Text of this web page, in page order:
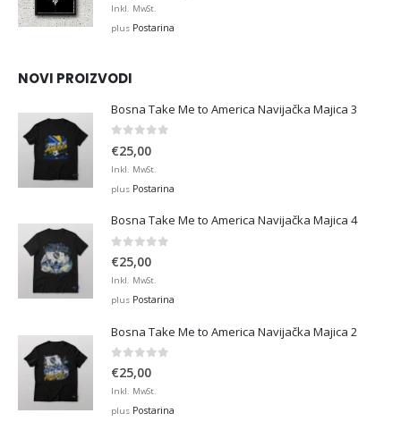
Inkl. MwSt.
plus Postarina
NOVI PROIZVODI
Bosna Take Me to America Navijačka Majica 3
€25,00
Inkl. MwSt.
plus Postarina
Bosna Take Me to America Navijačka Majica 4
0 out of 5
€25,00
Inkl. MwSt.
plus Postarina
Bosna Take Me to America Navijačka Majica 2
0 out of 5
€25,00
Inkl. MwSt.
plus Postarina